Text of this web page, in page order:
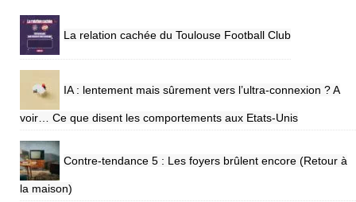
La relation cachée du Toulouse Football Club
IA : lentement mais sûrement vers l’ultra-connexion ? A
voir… Ce que disent les comportements aux Etats-Unis
Contre-tendance 5 : Les foyers brûlent encore (Retour à
la maison)